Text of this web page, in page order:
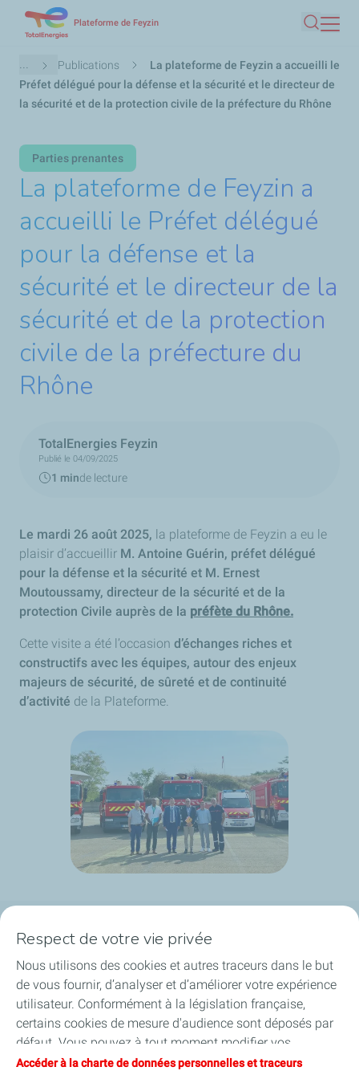
contenu
principal
Plateforme de Feyzin
Fil
d'Ariane
... Publications
La plateforme de Feyzin a accueilli le
Préfet délégué pour la défense et la sécurité et le directeur de
la sécurité et de la protection civile de la préfecture du Rhône
Parties prenantes
La plateforme de Feyzin a
accueilli le Préfet délégué
pour la défense et la
sécurité et le directeur de la
sécurité et de la protection
civile de la préfecture du
Rhône
TotalEnergies Feyzin
Publié le 04/09/2025
1 minde lecture
Le mardi 26 août 2025, la plateforme de Feyzin a eu le
plaisir d’accueillir M. Antoine Guérin, préfet délégué
pour la défense et la sécurité et M. Ernest
Moutoussamy, directeur de la sécurité et de la
protection Civile auprès de la préfète du Rhône.
Cette visite a été l’occasion d’échanges riches et
constructifs avec les équipes, autour des enjeux
majeurs de sécurité, de sûreté et de continuité
d’activité de la Plateforme.
Plateforme de Feyzin
Engagements & Valeurs
Projets
Publications
Respect de votre vie privée
Nous utilisons des cookies et autres traceurs dans le but
de vous fournir, d’analyser et d’améliorer votre expérience
utilisateur. Conformément à la législation française,
certains cookies de mesure d'audience sont déposés par
défaut. Vous pouvez à tout moment modifier vos
paramètres de cookies en cliquant sur le bouton « Gérer
Accéder à la charte de données personnelles et traceurs